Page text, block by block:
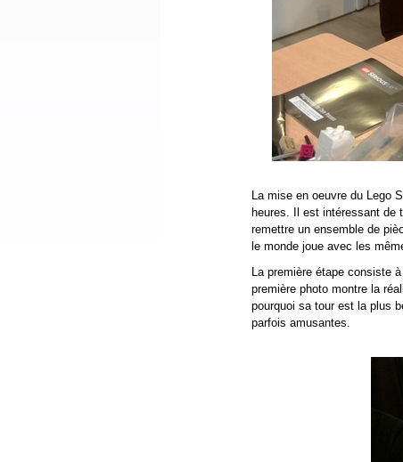
La mise en oeuvre du Lego
heures. Il est intéressant de
remettre un ensemble de
le monde joue avec les
La première étape consiste
première photo montre la
pourquoi sa tour est la plus
parfois amusantes.